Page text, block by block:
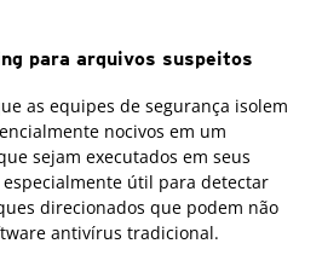
para arquivos suspeitos
as equipes de segurança isolem
nocivos em um
sejam executados em seus
especialmente útil para detectar
direcionados que podem não
antivírus tradicional.